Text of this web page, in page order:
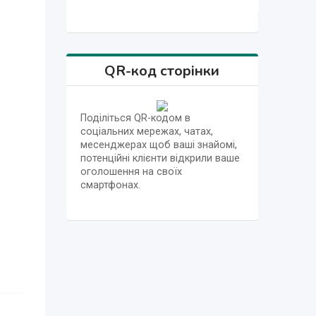
QR-код сторінки
Поділіться QR-кодом в
соціальних мережах, чатах,
месенджерах щоб ваші знайомі,
потенційні клієнти відкрили ваше
оголошення на своїх
смартфонах.